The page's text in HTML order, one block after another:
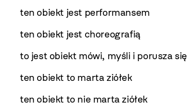
ten obiekt jest performansem
ten obiekt jest choreografią
to jest obiekt mówi, myśli i porusza się
ten obiekt to marta ziółek
ten obiekt to nie marta ziółek